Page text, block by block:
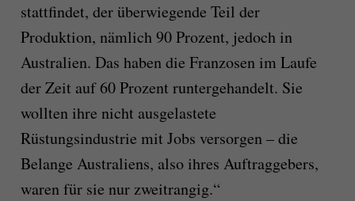
stattfindet, der überwiegende Teil der
Produktion, nämlich 90 Prozent, jedoch in
Australien. Das haben die Franzosen im Laufe
der Zeit auf 60 Prozent runtergehandelt. Sie
wollten ihre nicht ausgelastete
Rüstungsindustrie mit Jobs versorgen – die
Belange Australiens, also ihres Auftraggebers,
waren für sie nur zweitrangig.“